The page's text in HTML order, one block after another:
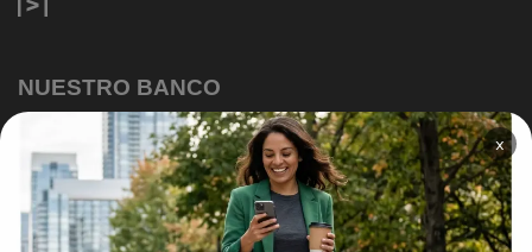
×
NUESTRO BANCO
Información Corporativa
Información a clientes
Tasas y Tarifas